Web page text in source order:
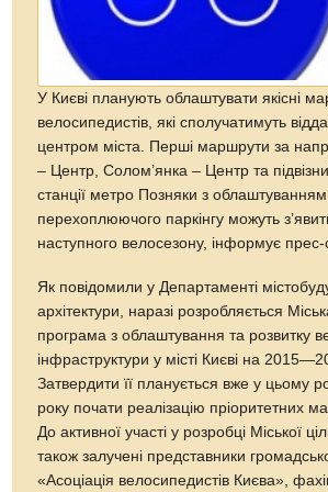
У Києві планують облаштувати якісні
велосипедистів, які сполучатимуть
центром міста. Перші маршрути за
– Центр, Солом’янка – Центр та
станції метро Позняки з облаштуванням
перехоплюючого паркінгу можуть
наступного велосезону, інформує
Як повідомили у Департаменті
архітектури, наразі розробляється
програма з облаштування та розвитку
інфраструктури у місті Києві на
Затвердити її планується вже у цьому
року почати реалізацію пріоритетних
До активної участі у розробці Міської
також залучені представники
«Асоціація велосипедистів Києва»,